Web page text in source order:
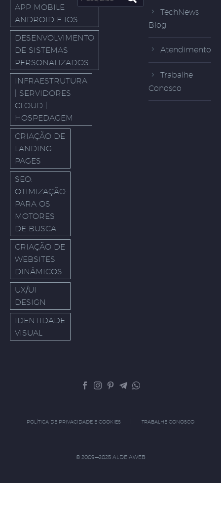
APP MOBILE
ANDROID E IOS
DESENVOLVIMENTO
DE SISTEMAS
PERSONALIZADOS
INFRAESTRUTURA
| SERVIDORES
CLOUD |
HOSPEDAGEM
CRIAÇÃO DE
LANDING
PAGES
SEO:
OTIMIZAÇÃO
PARA OS
MOTORES
DE BUSCA
CRIAÇÃO DE
WEBSITES
DINÂMICOS
UX/UI
DESIGN
IDENTIDADE
VISUAL
TechNews
Blog
Atendimento
Trabalhe
Conosco
POLÍTICA DE PRIVACIDADE E COOKIES TRABALHE CONOSCO
© 2009—2025 ALDEIAWEB